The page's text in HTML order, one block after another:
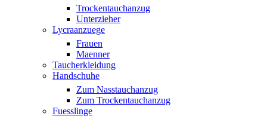
Trockentauchanzug
Unterzieher
Lycraanzuege
Frauen
Maenner
Taucherkleidung
Handschuhe
Zum Nasstauchanzug
Zum Trockentauchanzug
Fuesslinge